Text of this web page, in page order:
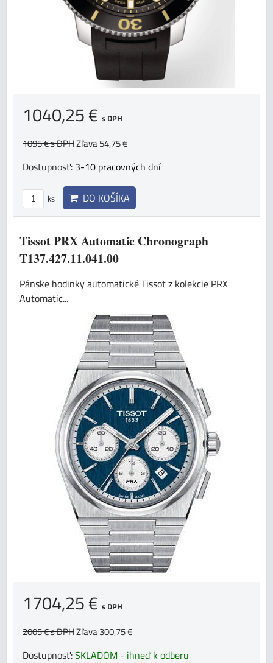
1040,25 € s DPH
1095 €s DPHZľava 54,75 €
Dostupnosť: 3-10 pracovných dní
ks DO KOŠÍKA
Tissot PRX Automatic Chronograph
T137.427.11.041.00
Pánske hodinky automatické Tissot z kolekcie PRX
Automatic...
1704,25 € s DPH
2005 €s DPHZľava 300,75 €
Dostupnosť:SKLADOM - ihneď k odberu